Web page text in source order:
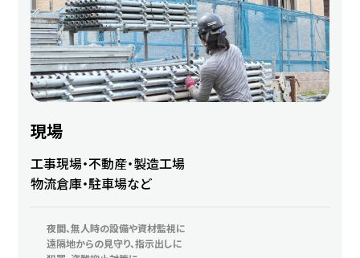
現場
工事現場・不動産・製造工場
物流倉庫・駐車場など
夜間、無人時の設備や資材監視に
遠隔地からの見守り、指示出しに